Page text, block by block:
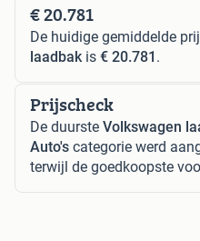
€ 20.781
De huidige gemiddelde
laadbakis € 20.781 .
Prijscheck
De duurste Volkswagen
Auto's categorie werd
terwijl de goedkoopste